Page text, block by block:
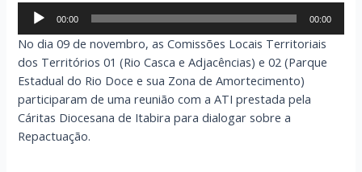
Tocador
áudio
00:00 00:00
No dia 09 de novembro, as Comissões Locais Territoriais
dos Territórios 01 (Rio Casca e Adjacências) e 02 (Parque
Estadual do Rio Doce e sua Zona de Amortecimento)
participaram de uma reunião com a ATI prestada pela
Cáritas Diocesana de Itabira para dialogar sobre a
Repactuação.